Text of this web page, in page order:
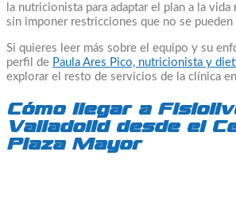
la nutricionista para adaptar el plan a la vida
sin imponer restricciones que no se pueden
Si quieres leer más sobre el equipo y su
perfil de Paula Ares Pico, nutricionista y
explorar el resto de servicios de la clínica en
Cómo llegar a
Valladolid desde el
Plaza Mayor